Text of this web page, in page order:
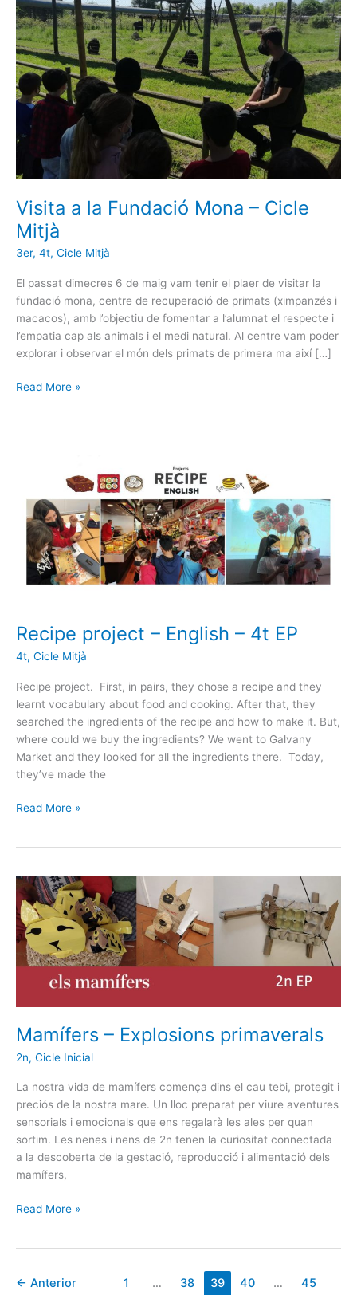
Visita a la Fundació Mona – Cicle
Mitjà
3er, 4t, Cicle Mitjà
El passat dimecres 6 de maig vam tenir el plaer de visitar la
fundació mona, centre de recuperació de primats (ximpanzés i
macacos), amb l’objectiu de fomentar a l’alumnat el respecte i
l’empatia cap als animals i el medi natural. Al centre vam poder
explorar i observar el món dels primats de primera ma així […]
Mona
–
Cicle
Mitjà
Read More »
Recipe project – English – 4t EP
4t, Cicle Mitjà
Recipe project. First, in pairs, they chose a recipe and they
learnt vocabulary about food and cooking. After that, they
searched the ingredients of the recipe and how to make it. But,
where could we buy the ingredients? We went to Galvany
Market and they looked for all the ingredients there. Today,
they’ve made the
English
Read More »
Mamífers – Explosions primaverals
2n, Cicle Inicial
La nostra vida de mamífers comença dins el cau tebi, protegit i
preciós de la nostra mare. Un lloc preparat per viure aventures
sensorials i emocionals que ens regalarà les ales per quan
sortim. Les nenes i nens de 2n tenen la curiositat connectada
a la descoberta de la gestació, reproducció i alimentació dels
mamífers,
Mamífers
Explosions
primaverals
Read More »
← Anterior 1 … 38 39 40 …
45